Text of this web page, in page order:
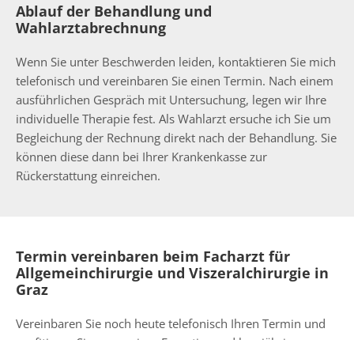
Ablauf der Behandlung und
Wahlarztabrechnung
Wenn Sie unter Beschwerden leiden, kontaktieren Sie mich
telefonisch und vereinbaren Sie einen Termin. Nach einem
ausführlichen Gespräch mit Untersuchung, legen wir Ihre
individuelle Therapie fest. Als Wahlarzt ersuche ich Sie um
Begleichung der Rechnung direkt nach der Behandlung. Sie
können diese dann bei Ihrer Krankenkasse zur
Rückerstattung einreichen.
Termin vereinbaren beim Facharzt für
Allgemeinchirurgie und Viszeralchirurgie in
Graz
Vereinbaren Sie noch heute telefonisch Ihren Termin und